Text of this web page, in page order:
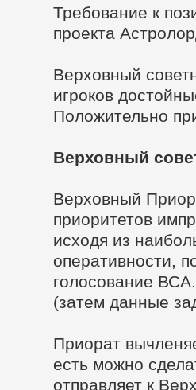
Требование к
проекта
Верховный
игроков
Положительно
Верховный
Верховный Приор
приоритетов
исходя из
оперативности,
голосование ВСА.
(затем данные
Приорат
есть можно
отправляет к